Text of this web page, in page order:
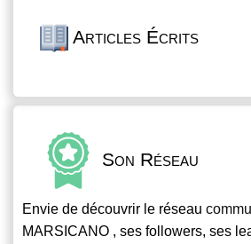
Articles Écrits
Son Réseau
Envie de découvrir le réseau
MARSICANO , ses followers, ses